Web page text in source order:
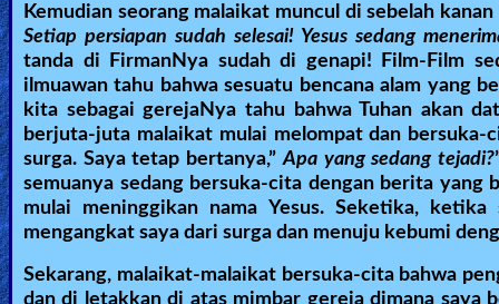
Kemudian seorang malaikat muncul di sebelah
Setiap persiapan sudah selesai! Yesus sedang
tanda di FirmanNya sudah di genapi! Film-Film
ilmuawan tahu bahwa sesuatu bencana alam yang
kita sebagai gerejaNya tahu bahwa Tuhan akan
berjuta-juta malaikat mulai melompat dan
surga. Saya tetap bertanya,”Apa yang sedang tejadi?
semuanya sedang bersuka-cita dengan berita yang
mulai meninggikan nama Yesus. Seketika,
mengangkat saya dari surga dan menuju kebumi
Sekarang, malaikat-malaikat bersuka-cita bahwa
dan di letakkan di atas mimbar gereja dimana saya